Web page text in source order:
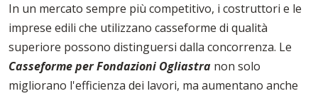
In un mercato sempre più competitivo, i costruttori e le
imprese edili che utilizzano casseforme di qualità
superiore possono distinguersi dalla concorrenza. Le
Casseforme per Fondazioni Ogliastra non solo
migliorano l'efficienza dei lavori, ma aumentano anche